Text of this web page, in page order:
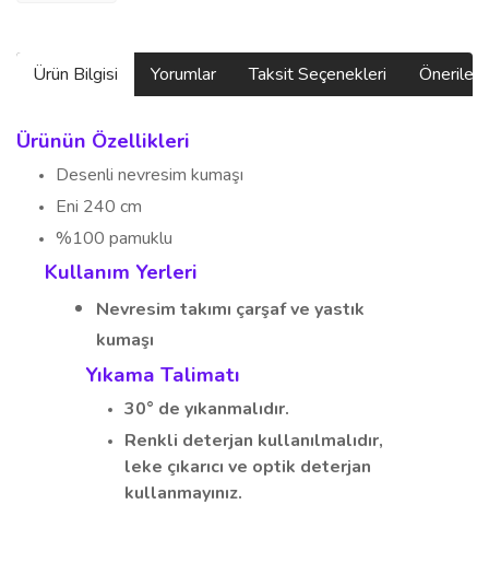
Ürün Bilgisi Yorumlar Taksit Seçenekleri
Ürünün Özellikleri
Desenli nevresim kumaşı
Eni 240 cm
%100 pamuklu
Kullanım Yerleri
Nevresim takımı çarşaf ve yastık
kumaşı
Yıkama Talimatı
30° de yıkanmalıdır.
Renkli deterjan kullanılmalıdır,
leke çıkarıcı ve optik deterjan
kullanmayınız.